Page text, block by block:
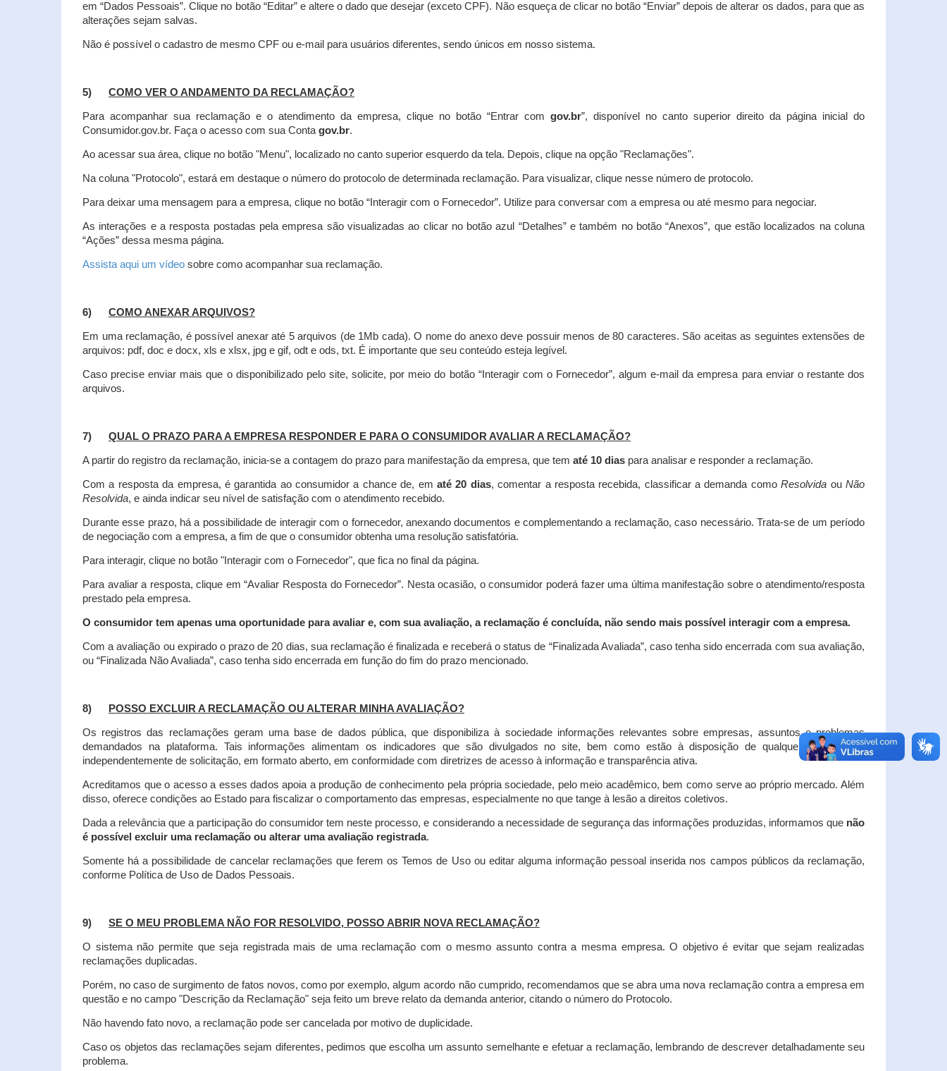
em “Dados Pessoais”.Clique no botão “Editar” e altere o dado que desejar (exceto CPF). Não esqueça de clicar no botão “Enviar” depois de alterar os dados, para que as
alterações sejam salvas.
Não é possível o cadastro de mesmo CPF ou e-mail para usuários diferentes, sendo únicos em nosso sistema.
5) COMO VER O ANDAMENTO DA RECLAMAÇÃO?
Para acompanhar sua reclamação e o atendimento da empresa, clique no botão “Entrar com gov.br”, disponível no canto superior direito da página inicial do
Consumidor.gov.br. Faça o acesso com sua Conta gov.br.
Ao acessar sua área, clique no botão "Menu", localizado no canto superior esquerdo da tela. Depois, clique na opção "Reclamações".
Na coluna "Protocolo", estará em destaque o número do protocolo de determinada reclamação. Para visualizar, clique nesse número de protocolo.
Para deixar uma mensagem para a empresa, clique no botão “Interagir com o Fornecedor”. Utilize para conversar com a empresa ou até mesmo para negociar.
As interações e a resposta postadas pela empresa são visualizadas ao clicar no botão azul “Detalhes” e também no botão “Anexos”, que estão localizados na coluna
“Ações” dessa mesma página.
Assista aqui um vídeo sobre como acompanhar sua reclamação.
6) COMO ANEXAR ARQUIVOS?
Em uma reclamação, é possível anexar até 5 arquivos (de 1Mb cada). O nome do anexo deve possuir menos de 80 caracteres. São aceitas as seguintes extensões de
arquivos: pdf, doc e docx, xls e xlsx, jpg e gif, odt e ods, txt. É importante que seu conteúdo esteja legível.
Caso precise enviar mais que o disponibilizado pelo site, solicite, por meio do botão “Interagir com o Fornecedor”, algum e-mail da empresa para enviar o restante dos
arquivos.
7) QUAL O PRAZO PARA A EMPRESA RESPONDER E PARA O CONSUMIDOR AVALIAR A RECLAMAÇÃO?
A partir do registro da reclamação, inicia-se a contagem do prazo para manifestação da empresa, que tem até 10 dias para analisar e responder a reclamação.
Com a resposta da empresa, é garantida ao consumidor a chance de, em até 20 dias, comentar a resposta recebida, classificar a demanda comoResolvida ouNão
Resolvida, e ainda indicar seu nível de satisfação com o atendimento recebido.
Durante esse prazo, há a possibilidade de interagir com o fornecedor, anexando documentos e complementando a reclamação, caso necessário. Trata-se de um período
de negociação com a empresa, a fim de que o consumidor obtenha uma resolução satisfatória.
Para interagir, clique no botão "Interagir com o Fornecedor", que fica no final da página.
Para avaliar a resposta, clique em “Avaliar Resposta do Fornecedor”. Nesta ocasião, o consumidor poderá fazer uma última manifestação sobre o atendimento/resposta
prestado pela empresa.
O consumidor tem apenas uma oportunidade para avaliar e, com sua avaliação, a reclamação é concluída, não sendo mais possível interagir com a empresa.
Com a avaliação ou expirado o prazo de 20 dias, sua reclamação é finalizada e receberá o status de “Finalizada Avaliada”, caso tenha sido encerrada com sua avaliação,
ou “Finalizada Não Avaliada”, caso tenha sido encerrada em função do fim do prazo mencionado.
8) POSSO EXCLUIR A RECLAMAÇÃO OU ALTERAR MINHA AVALIAÇÃO?
Os registros das reclamações geram uma base de dados pública, que disponibiliza à sociedade informações relevantes sobre empresas, assuntos e problemas
demandados na plataforma. Tais informações alimentam os indicadores que são divulgados no site, bem como estão à disposição de qualquer interessado,
independentemente de solicitação, em formato aberto, em conformidade com diretrizes de acesso à informação e transparência ativa.
Acreditamos que o acesso a esses dados apoia a produção de conhecimento pela própria sociedade, pelo meio acadêmico, bem como serve ao próprio mercado. Além
disso, oferece condições ao Estado para fiscalizar o comportamento das empresas, especialmente no que tange à lesão a direitos coletivos.
Dada a relevância que a participação do consumidor tem neste processo, e considerando a necessidade de segurança das informações produzidas, informamos que não
é possível excluir uma reclamação ou alterar uma avaliação registrada.
Somente há a possibilidade de cancelar reclamações que ferem os Temos de Uso ou editar alguma informação pessoal inserida nos campos públicos da reclamação,
conforme Política de Uso de Dados Pessoais.
9) SE O MEU PROBLEMA NÃO FOR RESOLVIDO, POSSO ABRIR NOVA RECLAMAÇÃO?
O sistema não permite que seja registrada mais de uma reclamação com o mesmo assunto contra a mesma empresa. O objetivo é evitar que sejam realizadas
reclamações duplicadas.
Porém, no caso de surgimento de fatos novos, como por exemplo, algum acordo não cumprido, recomendamos que se abra uma nova reclamação contra a empresa em
questão e no campo "Descrição da Reclamação" seja feito um breve relato da demanda anterior, citando o número do Protocolo.
Não havendo fato novo, a reclamação pode ser cancelada por motivo de duplicidade.
Caso os objetos das reclamações sejam diferentes, pedimos que escolha um assunto semelhante e efetuar a reclamação, lembrando de descrever detalhadamente seu
problema.